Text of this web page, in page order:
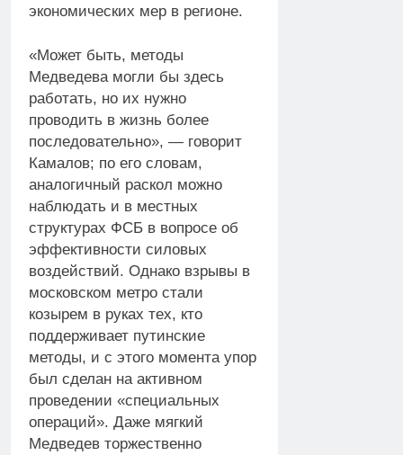
экономических мер в регионе.
«Может быть, методы
Медведева могли бы здесь
работать, но их нужно
проводить в жизнь более
последовательно», — говорит
Камалов; по его словам,
аналогичный раскол можно
наблюдать и в местных
структурах ФСБ в вопросе об
эффективности силовых
воздействий. Однако взрывы в
московском метро стали
козырем в руках тех, кто
поддерживает путинские
методы, и с этого момента упор
был сделан на активном
проведении «специальных
операций». Даже мягкий
Медведев торжественно